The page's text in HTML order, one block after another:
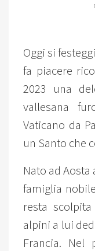
Oggi si
fa piacere
2023 una
vallesana
Vaticano da
un Santo che
Nato ad
famiglia
resta
alpini a lui
Francia. Nel